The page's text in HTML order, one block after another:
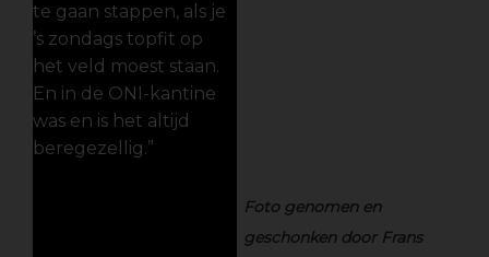
te gaan stappen, als je
’s zondags topfit op
het veld moest staan.
En in de ONI-kantine
was en is het altijd
beregezellig.”
Foto genomen en
geschonken door Frans